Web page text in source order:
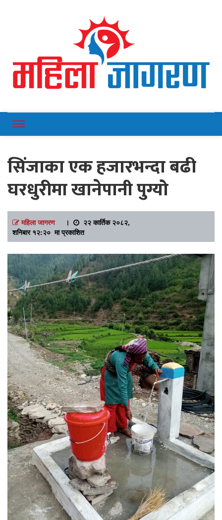
Mahilajagaran
सिंजाका एक हजारभन्दा बढी
घरधुरीमा खानेपानी पुग्यो
महिला जागरण।
२२ कार्तिक २०८२,
शनिबार १२:२० मा प्रकाशित